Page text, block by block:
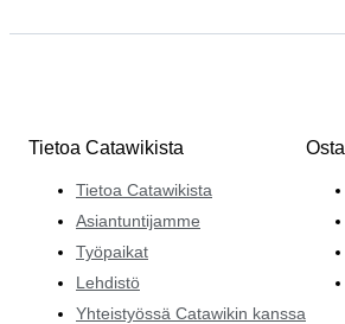
Tietoa Catawikista
Tietoa Catawikista
Asiantuntijamme
Työpaikat
Lehdistö
Yhteistyössä Catawikin kanssa
Osta